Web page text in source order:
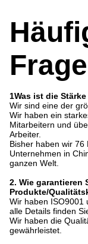
1Was ist die
Wir sind eine der
Wir haben ein
Mitarbeitern und
Arbeiter.
Bisher haben wir
Unternehmen in
ganzen Welt.
2. Wie garantieren
Produkte/
Wir haben ISO9001
alle Details finden
Wir haben die
gewährleistet.